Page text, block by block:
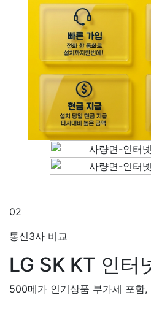
02
통신3사 비교
LG SK KT 인터
500메가 인기상품 부가세 포함,